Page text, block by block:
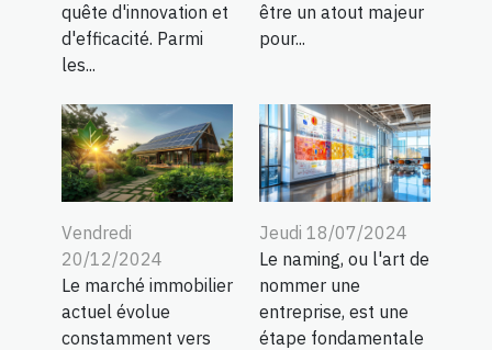
quête d'innovation et
d'efficacité. Parmi
les...
être un atout majeur
pour...
Vendredi
20/12/2024
Le marché immobilier
actuel évolue
constamment vers
Jeudi 18/07/2024
Le naming, ou l'art de
nommer une
entreprise, est une
étape fondamentale